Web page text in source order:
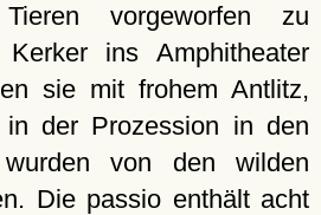
vorgeworfen zu
ins Amphitheater
sie mit frohem Antlitz,
der Prozession in den
von den wilden
Die passio enthält acht